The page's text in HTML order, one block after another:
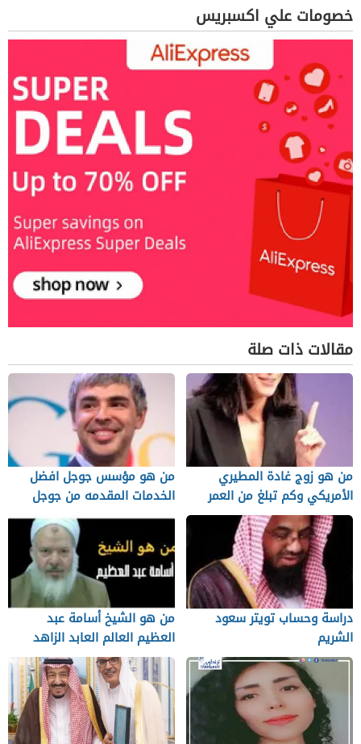
خصومات علي اكسبريس
مقالات ذات صلة
من هو زوج غادة المطيري
الأمريكي وكم تبلغ من العمر
من هو مؤسس جوجل افضل
الخدمات المقدمه من جوجل
دراسة وحساب تويتر سعود
الشريم
من هو الشيخ أسامة عبد
العظيم العالم العابد الزاهد